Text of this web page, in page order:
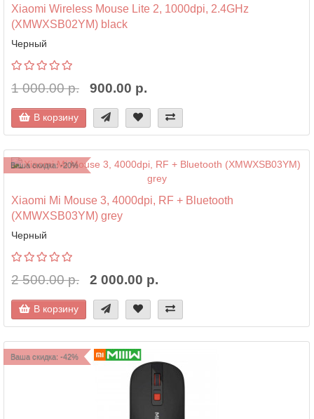
Xiaomi Wireless Mouse Lite 2, 1000dpi, 2.4GHz
(XMWXSB02YM) black
Черный
1 000.00 р. 900.00 р.
В корзину
Ваша скидка: -20%
Xiaomi Mi Mouse 3, 4000dpi, RF + Bluetooth
(XMWXSB03YM) grey
Черный
2 500.00 р. 2 000.00 р.
В корзину
Ваша скидка: -42%